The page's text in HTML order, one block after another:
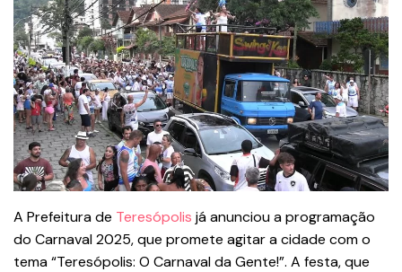
A Prefeitura de Teresópolis já anunciou a programação
do Carnaval 2025, que promete agitar a cidade com o
tema “Teresópolis: O Carnaval da Gente!”. A festa, que